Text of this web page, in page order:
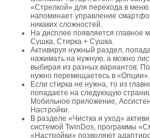
«Стрелкой» для перехода в
напоминает управление
никаких сложностей.
На дисплее появляется главное
Сушка, Стирка + Сушка.
Активируя нужный раздел,
нажимать на нужную, а можно
выбирая из разных вариантов.
нужно перемещаетесь в «Опции».
Если стирка не нужна, то из
попадаете на следующую
Мобильное приложение,
Настройки.
В разделе «Чистка и уход»
системой TwinDos, программы
«Настройки» позволяют